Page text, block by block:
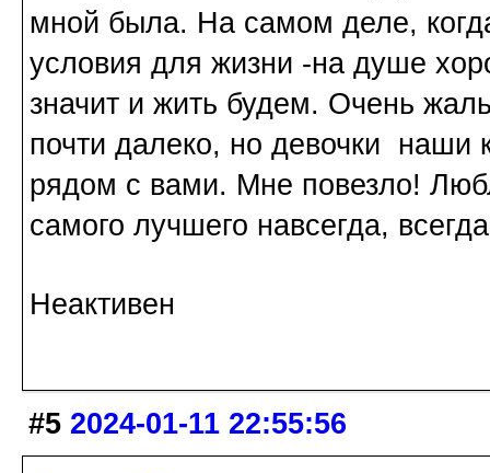
мной была. На самом деле,
условия для жизни -на душе
значит и жить будем. Очень
почти далеко, но девочки наши
рядом с вами. Мне повезло!
самого лучшего навсегда,
Неактивен
#5 2024-01-11 22:55:56